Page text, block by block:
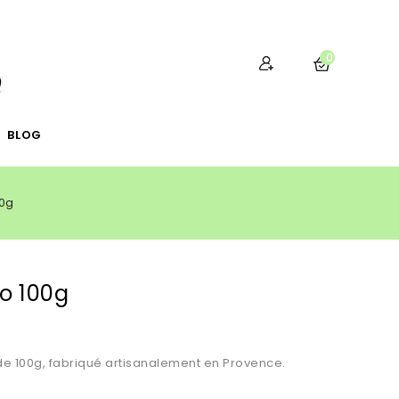
0
BLOG
100g
100g, fabriqué artisanalement en Provence.